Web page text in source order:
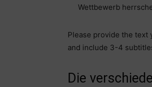
Wettbewerb
Please provide the text
and include 3-4
Die